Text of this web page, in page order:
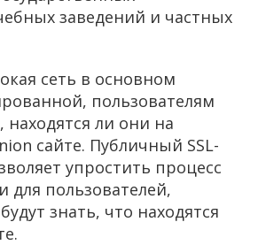
заведений и частных
сеть в основном
пользователям
находятся ли они на
сайте. Публичный SSL-
упростить процесс
для пользователей,
знать, что находятся